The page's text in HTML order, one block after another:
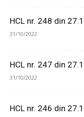
HCL nr. 248 din
31/10/2022
HCL nr. 247 din
31/10/2022
HCL nr. 246 din